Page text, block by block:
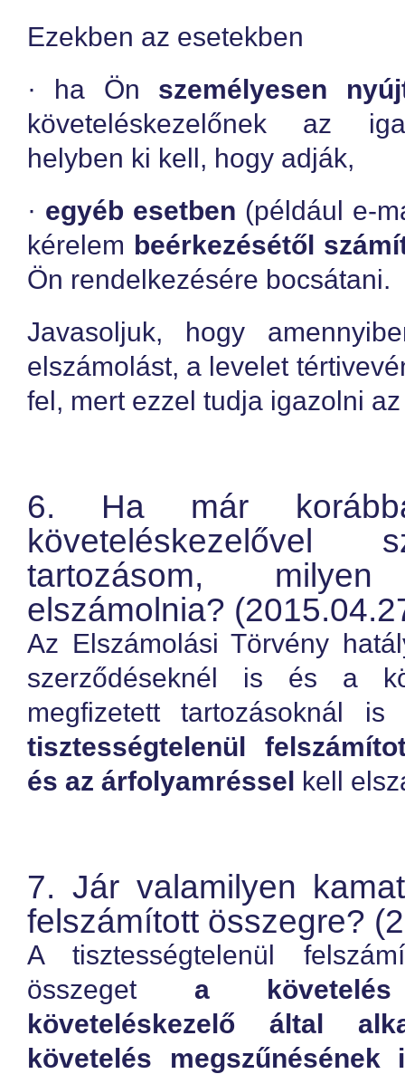
Ezekben az esetekben
· ha Ön személyesen
követeléskezelőnek az
helyben ki kell, hogy adják,
· egyéb esetben (például e-
kérelem beérkezésétől
Ön rendelkezésére bocsátani.
Javasoljuk, hogy
elszámolást, a levelet
fel, mert ezzel tudja igazolni
6. Ha már
követeléskezelővel
tartozásom,
elszámolnia?
Az Elszámolási Törvény
szerződéseknél is és a
megfizetett tartozásoknál
tisztességtelenül
és az árfolyamréssel kell
7. Jár valamilyen
felszámított összegre?
A tisztességtelenül
összeget a
követeléskezelő által
követelés